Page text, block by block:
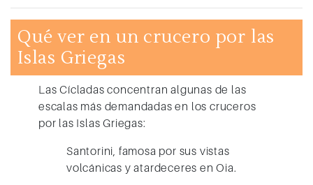
Qué ver en un crucero por las
Islas Griegas
LasCícladas concentran algunas de las
escalas más demandadas en los cruceros
por las Islas Griegas:
Santorini , famosa por sus vistas
volcánicas y atardeceres en Oia.